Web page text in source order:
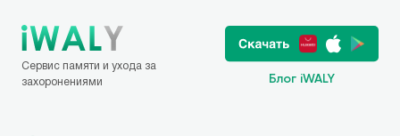
Сервис памяти и ухода за
захоронениями
Блог iWALY